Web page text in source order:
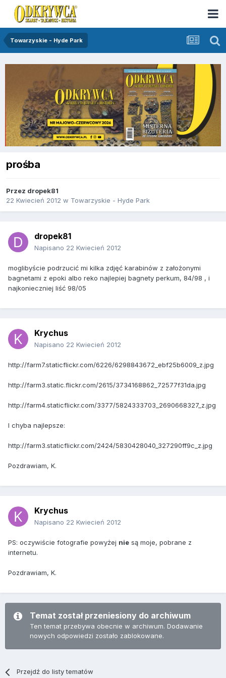
Towarzyskie - Hyde Park
prośba
Przez dropek81
22 Kwiecień 2012 w Towarzyskie - Hyde Park
dropek81
Napisano 22 Kwiecień 2012
moglibyście podrzucić mi kilka zdjęć karabinów z założonymi
bagnetami z epoki albo reko najlepiej bagnety perkum, 84/98 , i
najkonieczniej liść 98/05
Krychus
Napisano 22 Kwiecień 2012
http://farm7.staticflickr.com/6226/6298843672_ebf25b6009_z.jpg
http://farm3.static.flickr.com/2615/3734168862_72577f31da.jpg
http://farm4.staticflickr.com/3377/5824333703_2690668327_z.jpg
I chyba najlepsze:
http://farm3.staticflickr.com/2424/5830428040_327290ff9c_z.jpg
Pozdrawiam, K.
Krychus
Napisano 22 Kwiecień 2012
PS: oczywiście fotografie powyżej nie są moje, pobrane z
internetu.
Pozdrawiam, K.
Temat został przeniesiony do archiwum
Ten temat przebywa obecnie w archiwum. Dodawanie
nowych odpowiedzi zostało zablokowane.
Przejdź do listy tematów